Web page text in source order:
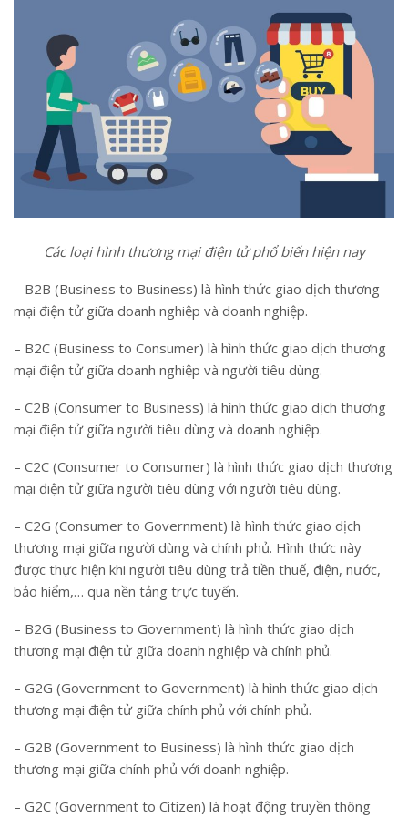
Các loại hình thương mại điện tử phổ biến hiện nay
– B2B (Business to Business) là hình thức giao dịch thương
mại điện tử giữa doanh nghiệp và doanh nghiệp.
– B2C (Business to Consumer) là hình thức giao dịch thương
mại điện tử giữa doanh nghiệp và người tiêu dùng.
– C2B (Consumer to Business) là hình thức giao dịch thương
mại điện tử giữa người tiêu dùng và doanh nghiệp.
– C2C (Consumer to Consumer) là hình thức giao dịch thương
mại điện tử giữa người tiêu dùng với người tiêu dùng.
– C2G (Consumer to Government) là hình thức giao dịch
thương mại giữa người dùng và chính phủ. Hình thức này
được thực hiện khi người tiêu dùng trả tiền thuế, điện, nước,
bảo hiểm,… qua nền tảng trực tuyến.
– B2G (Business to Government) là hình thức giao dịch
thương mại điện tử giữa doanh nghiệp và chính phủ.
– G2G (Government to Government) là hình thức giao dịch
thương mại điện tử giữa chính phủ với chính phủ.
– G2B (Government to Business) là hình thức giao dịch
thương mại giữa chính phủ với doanh nghiệp.
– G2C (Government to Citizen) là hoạt động truyền thông